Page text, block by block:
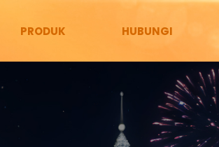
PRODUK HUBUNGI